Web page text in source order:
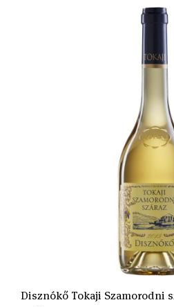
Disznókő Tokaji Szamorodni